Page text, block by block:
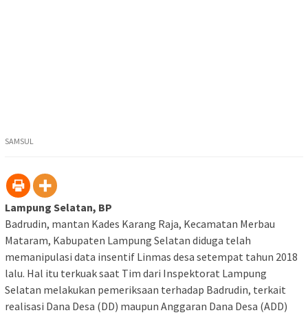
SAMSUL
Lampung Selatan, BP
Badrudin, mantan Kades Karang Raja, Kecamatan Merbau
Mataram, Kabupaten Lampung Selatan diduga telah
memanipulasi data insentif Linmas desa setempat tahun 2018
lalu. Hal itu terkuak saat Tim dari Inspektorat Lampung
Selatan melakukan pemeriksaan terhadap Badrudin, terkait
realisasi Dana Desa (DD) maupun Anggaran Dana Desa (ADD)